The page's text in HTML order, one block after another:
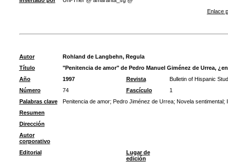
Enlace
Autor
Rohland de Langbehn, Regula
Título
"Penitencia de amor" de Pedro Manuel Giménez de Urrea,
Año
1997 Revista
Bulletin of Hispanic
Número
74 Fascículo
1
Palabras clave
Penitencia de amor; Pedro Jiménez de Urrea; Novela sentimental;
Resumen
Dirección
Autor
corporativo
Editorial
Lugar de
edición